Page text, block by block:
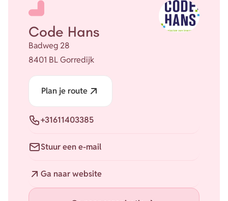
Code Hans
Badweg 28
8401 BL Gorredijk
Plan je route
Telefoon
+31611403385
Stuur een e-mail
Ga naar website